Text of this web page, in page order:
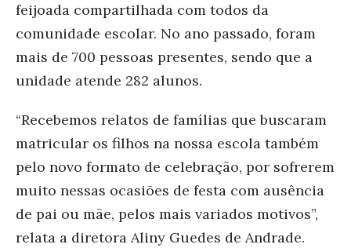
feijoada compartilhada com todos da
comunidade escolar. No ano passado, foram
mais de 700 pessoas presentes, sendo que a
unidade atende 282 alunos.
“Recebemos relatos de famílias que buscaram
matricular os filhos na nossa escola também
pelo novo formato de celebração, por sofrerem
muito nessas ocasiões de festa com ausência
de pai ou mãe, pelos mais variados motivos”,
relata a diretora Aliny Guedes de Andrade.